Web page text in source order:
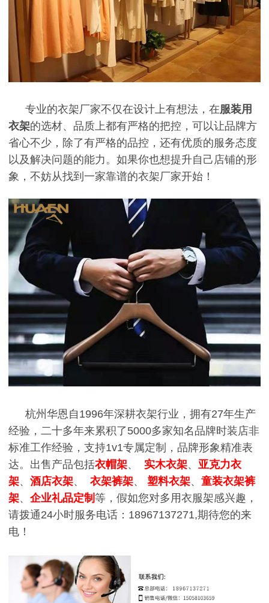
专业的衣架厂家不仅在设计上有想法，在服装用
衣架的选材、品质上都有严格的把控，可以让品牌方
省心不少，除了有严格的品控，还有优质的服务态度
以及解决问题的能力。如果你也想提升自己店铺的形
象，不妨从找到一家靠谱的衣架厂家开始！
杭州华恩自1996年深耕衣架行业，拥有27年生产
经验，二十多年来累积了5000多家知名品牌时装店非
标准工作经验，支持1v1专属定制，品牌形象精准表
达。出售产品包括衣帽架、 实木衣架、 亚克力衣
架、 酒店衣架、 衣架裤架、 塑料衣架、 童装衣架裤
架、 企业礼品定制 等，假如您对多用衣服架感兴趣，
请拨通24小时服务电话：18967137271,期待您的来
电！